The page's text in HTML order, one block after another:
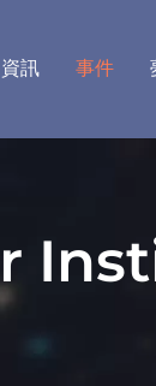
訊 事件